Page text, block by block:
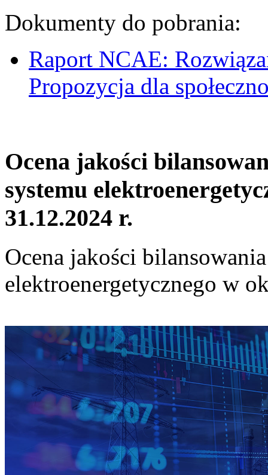
Dokumenty do pobrania:
Raport NCAE:
Propozycja dla
Ocena jakości
systemu
31.12.2024 r.
Ocena jakości
elektroenergetycznego w